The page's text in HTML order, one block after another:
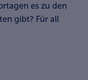
es zu den
gibt? Für all